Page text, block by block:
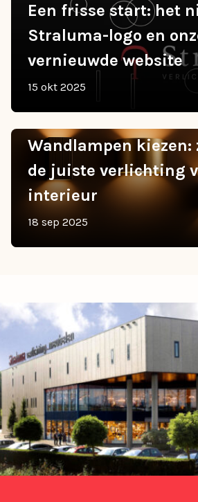
Een frisse start: het
Straluma-logo en
vernieuwde website
15 okt 2025
Wandlampen kiezen:
de juiste verlichting
interieur
18 sep 2025